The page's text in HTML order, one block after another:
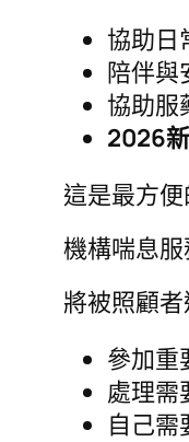
協助日
陪伴與
協助服
2026
這是最方
機構喘息
將被照顧
參加重
處理需
自己需